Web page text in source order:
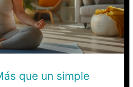
que un simple